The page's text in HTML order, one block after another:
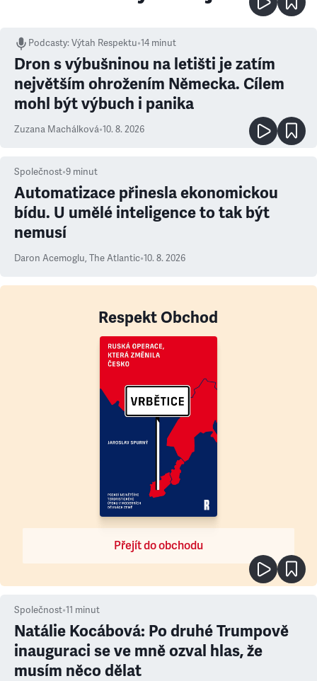
Podcasty:Výtah Respektu•14 minut
Dron s výbušninou na letišti je zatím
největším ohrožením Německa. Cílem
mohl být výbuch i panika
Zuzana Machálková•10. 8. 2026
Společnost•9 minut
Automatizace přinesla ekonomickou
bídu. U umělé inteligence to tak být
nemusí
Daron Acemoglu, The Atlantic•10. 8. 2026
Respekt Obchod
Přejít do obchodu
Společnost•11 minut
Natálie Kocábová: Po druhé Trumpově
inauguraci se ve mně ozval hlas, že
musím něco dělat